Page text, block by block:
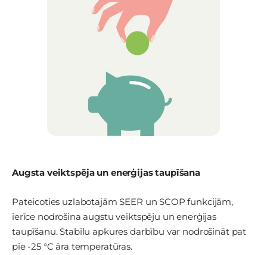
Augsta veiktspēja un enerģijas taupīšana
Pateicoties uzlabotajām SEER un SCOP funkcijām,
ierīce nodrošina augstu veiktspēju un enerģijas
taupīšanu. Stabilu apkures darbību var nodrošināt pat
pie -25 °C āra temperatūras.